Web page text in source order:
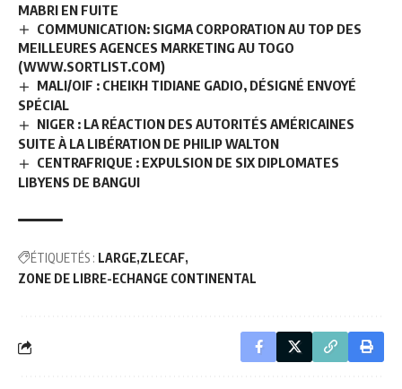
MABRI EN FUITE
COMMUNICATION: SIGMA CORPORATION AU TOP DES
MEILLEURES AGENCES MARKETING AU TOGO
(WWW.SORTLIST.COM)
MALI/OIF : CHEIKH TIDIANE GADIO, DÉSIGNÉ ENVOYÉ
SPÉCIAL
NIGER : LA RÉACTION DES AUTORITÉS AMÉRICAINES
SUITE À LA LIBÉRATION DE PHILIP WALTON
CENTRAFRIQUE : EXPULSION DE SIX DIPLOMATES
LIBYENS DE BANGUI
ÉTIQUETÉS : LARGE ZLECAF
ZONE DE LIBRE-ECHANGE CONTINENTAL